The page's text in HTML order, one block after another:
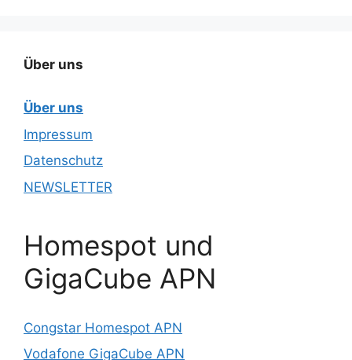
Über uns
Über uns
Impressum
Datenschutz
NEWSLETTER
Homespot und
GigaCube APN
Congstar Homespot APN
Vodafone GigaCube APN